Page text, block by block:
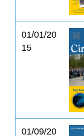
01/01/20
15
01/09/20